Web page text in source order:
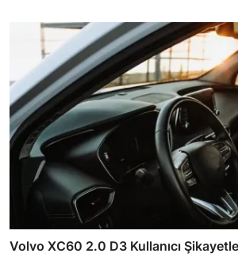
Volvo XC60 2.0 D3 Kullanıcı